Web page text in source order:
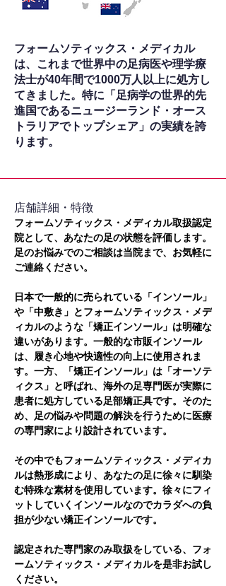
フォームソティックス・メディカル
は、これまで世界中の足病医や理学療
法士が40年間で1000万人以上に処方し
てきました。特に「足病学の世界的先
進国であるニュージーランド・オース
トラリアでトップシェア」の実績を誇
ります。
​店舗詳細・特徴
フォームソティックス・メディカル取扱認定
院として、あなたの足の状態を評価します。
足のお悩みでのご相談は当院まで、お気軽に
ご連絡ください。
日本で一般的に売られている「インソール」
や「中敷き」とフォームソティックス・メデ
ィカルのような「矯正インソール」は明確な
違いがあります。一般的な市販インソール
は、履き心地や快適性の向上に使用されま
す。一方、「矯正インソール」は「オーソテ
ィクス」と呼ばれ、海外の足専門医が実際に
患者に処方している足部矯正具です。そのた
め、足の悩みや問題の解決を行うために医療
の専門家により設計されています。
その中でもフォームソティックス・メディカ
ルは熱形成により、あなたの足に徐々に馴染
む特殊な素材を使用しています。徐々にフィ
ットしていくインソールなのでカラダへの負
担が少ない矯正インソールです。
認定された専門家のみ取扱をしている、フォ
ームソティックス・メディカルを是非お試し
ください。